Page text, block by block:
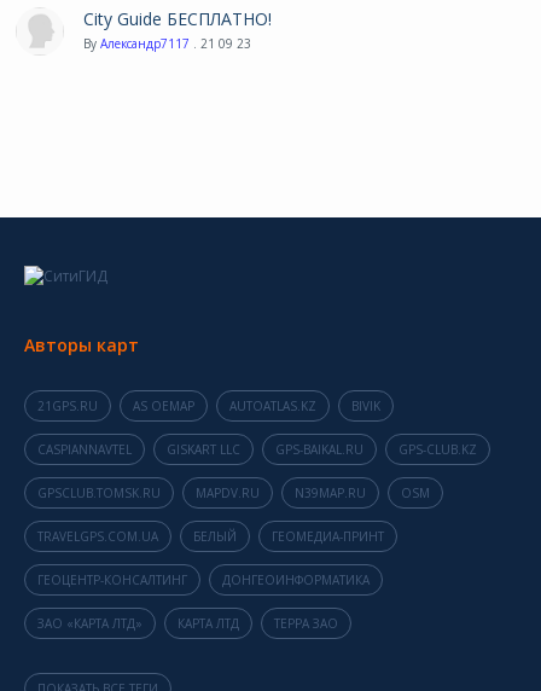
City Guide БЕСПЛАТНО!
By Александр7117 . 21 09 23
Авторы карт
21GPS.RU AS OEMAP AUTOATLAS.KZ BIVIK
CASPIANNAVTEL GISKART LLC GPS-BAIKAL.RU GPS-CLUB.KZ
GPSCLUB.TOMSK.RU MAPDV.RU N39MAP.RU OSM
TRAVELGPS.COM.UA БЕЛЫЙ ГЕОМЕДИА-ПРИНТ
ГЕОЦЕНТР-КОНСАЛТИНГ ДОНГЕОИНФОРМАТИКА
ЗАО «КАРТА ЛТД» КАРТА ЛТД ТЕРРА ЗАО